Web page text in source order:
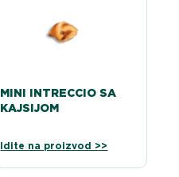
MINI INTRECCIO SA
KAJSIJOM
Idite na proizvod >>